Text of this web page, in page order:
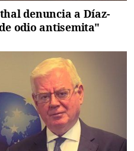
denuncia a Díaz-
odio antisemita"